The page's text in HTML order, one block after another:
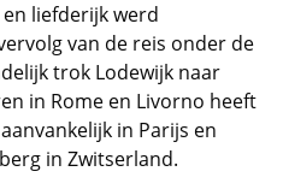
liefderijk werd
van de reis onder de
trok Lodewijk naar
in Rome en Livorno heeft
in Parijs en
in Zwitserland.